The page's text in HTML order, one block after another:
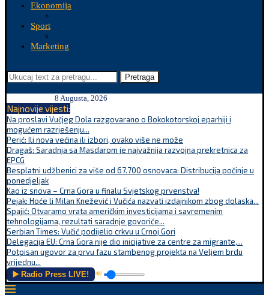
Ekonomija
Sport
Marketing
Pretraga
8 Augusta, 2026
Najnovije vijesti:
Na proslavi Vučjeg Dola razgovarano o Bokokotorskoj eparhiji i
mogućem razrješenju...
Perić: Ili nova većina ili izbori, ovako više ne može
Dragaš: Saradnja sa Masdarom je najvažnija razvojna prekretnica za
EPCG
Besplatni udžbenici za više od 67.700 osnovaca: Distribucija počinje u
ponedjeljak
Kao iz snova – Crna Gora u finalu Svjetskog prvenstva!
Pejak: Hoće li Milan Knežević i Vučića nazvati izdajnikom zbog dolaska...
Spajić: Otvaramo vrata američkim investicijama i savremenim
tehnologijama, rezultati saradnje govoriće...
Serbian Times: Vučić podijelio crkvu u Crnoj Gori
Delegacija EU: Crna Gora nije dio inicijative za centre za migrante,...
Potpisan ugovor za prvu fazu stambenog projekta na Veljem brdu
vrijednu...
▶️ Radio Press LIVE! 🔊